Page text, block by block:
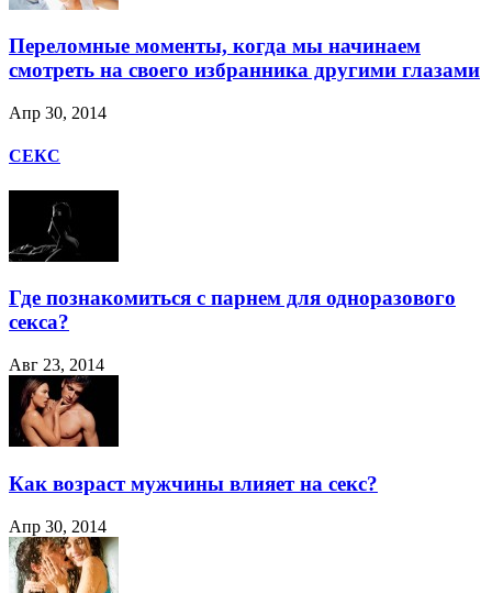
Переломные моменты, когда мы начинаем
смотреть на своего избранника другими глазами
Апр 30, 2014
СЕКС
Где познакомиться с парнем для одноразового
секса?
Авг 23, 2014
Как возраст мужчины влияет на секс?
Апр 30, 2014